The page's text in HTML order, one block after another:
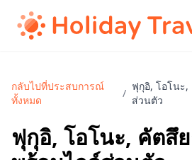
กลับไปที่ประสบการณ์
ทั้งหมด
/
ฟุกุอิ, โอโนะ,
ส่วนตัว
ฟุกุอิ, โอโนะ, คัตสึ